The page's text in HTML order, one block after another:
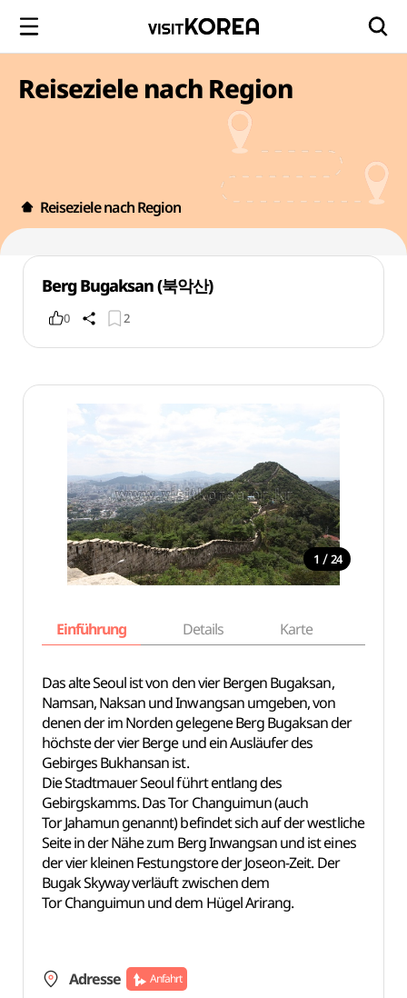
Reiseziele nach Region
Reiseziele nach Region
Berg Bugaksan (북악산)
0 2
1 / 24
Einführung Details Karte
Das alte Seoul ist von den vier Bergen Bugaksan,
Namsan, Naksan und Inwangsan umgeben, von
denen der im Norden gelegene Berg Bugaksan der
höchste der vier Berge und ein Ausläufer des
Gebirges Bukhansan ist.
Die Stadtmauer Seoul führt entlang des
Gebirgskamms. Das Tor Changuimun (auch
Tor Jahamun genannt) befindet sich auf der westliche
Seite in der Nähe zum Berg Inwangsan und ist eines
der vier kleinen Festungstore der Joseon-Zeit. Der
Bugak Skyway verläuft zwischen dem
Tor Changuimun und dem Hügel Arirang.
Adresse Anfahrt